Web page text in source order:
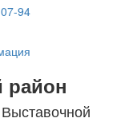
94
район